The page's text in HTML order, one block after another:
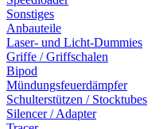
Sonstiges
Anbauteile
Laser- und Licht-Dummies
Griffe / Griffschalen
Bipod
Mündungsfeuerdämpfer
Schulterstützen / Stocktubes
Silencer / Adapter